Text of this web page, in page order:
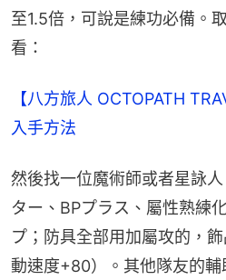
至1.5倍，可說是練功必備。
看：
【八方旅人 OCTOPATH
入手方法
然後找一位魔術師或者星詠
ター、BPプラス、屬性熟練
プ；防具全部用加屬攻的，
動速度+80）。其他隊友的